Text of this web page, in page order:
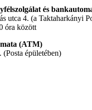
és
utca 4. (a Taktaharkányi
óra között
(ATM)
épületében)